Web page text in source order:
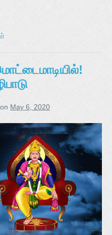
May 6, 2020